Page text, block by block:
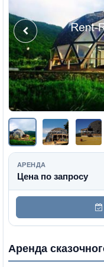
АРЕНДА
Цена по запросу
Аренда